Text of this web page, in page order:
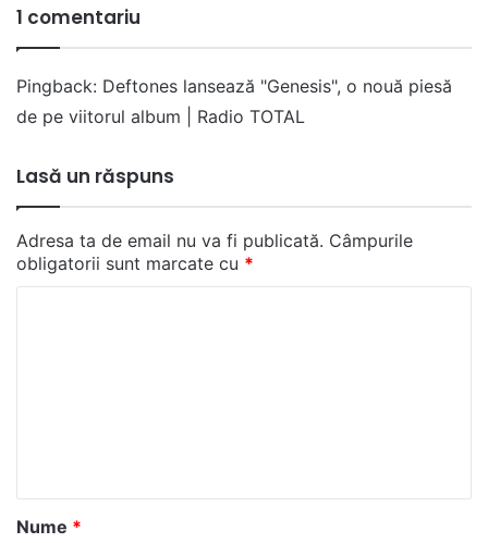
1 comentariu
Pingback: Deftones lansează "Genesis", o nouă piesă
de pe viitorul album | Radio TOTAL
Lasă un răspuns
Adresa ta de email nu va fi publicată. Câmpurile
obligatorii sunt marcate cu *
a
r
Nume *